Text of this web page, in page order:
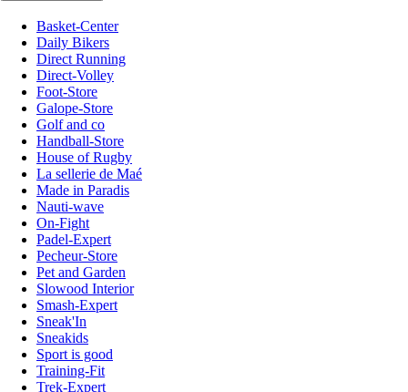
Basket-Center
Daily Bikers
Direct Running
Direct-Volley
Foot-Store
Galope-Store
Golf and co
Handball-Store
House of Rugby
La sellerie de Maé
Made in Paradis
Nauti-wave
On-Fight
Padel-Expert
Pecheur-Store
Pet and Garden
Slowood Interior
Smash-Expert
Sneak'In
Sneakids
Sport is good
Training-Fit
Trek-Expert